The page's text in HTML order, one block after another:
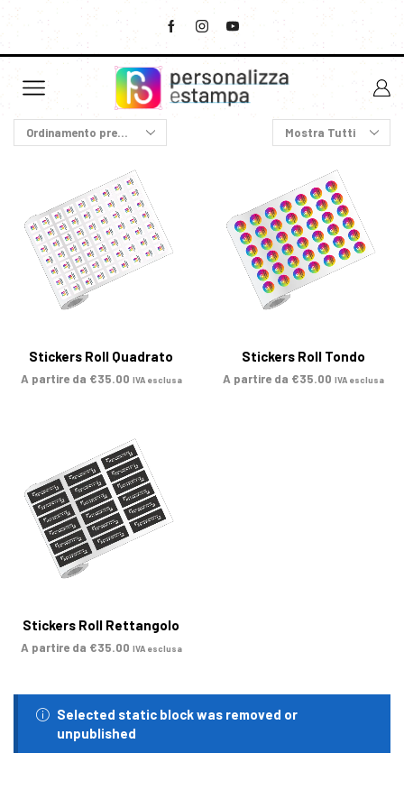
Stickers Roll Quadrato
A partire da €35.00 IVA esclusa
Stickers Roll Tondo
A partire da €35.00 IVA esclusa
Stickers Roll Rettangolo
A partire da €35.00 IVA esclusa
Selected static block was removed or
unpublished